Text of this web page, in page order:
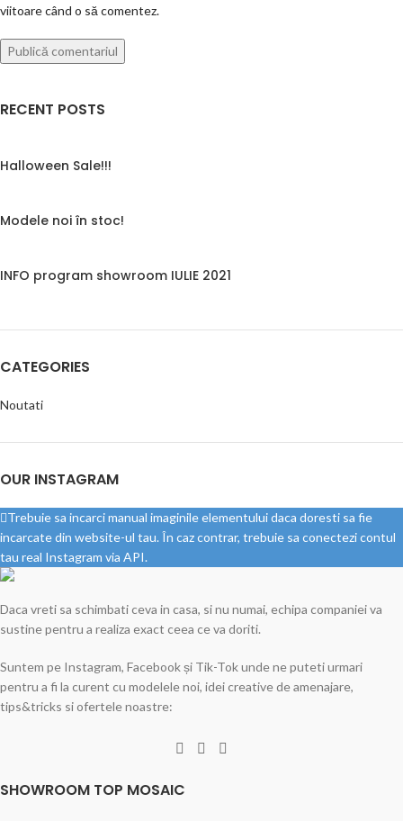
viitoare când o să comentez.
RECENT POSTS
Halloween Sale!!!
Modele noi în stoc!
INFO program showroom IULIE 2021
CATEGORIES
Noutati
OUR INSTAGRAM
Trebuie sa incarci manual imaginile elementului daca doresti sa fie
incarcate din website-ul tau. În caz contrar, trebuie sa conectezi contul
tau real Instagram via API.
Daca vreti sa schimbati ceva in casa, si nu numai, echipa companiei va
sustine pentru a realiza exact ceea ce va doriti.
Suntem pe Instagram, Facebook și Tik-Tok unde ne puteti urmari
pentru a fi la curent cu modelele noi, idei creative de amenajare,
tips&tricks si ofertele noastre:
SHOWROOM TOP MOSAIC